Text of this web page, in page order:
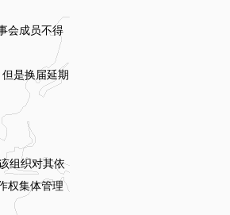
会成员不得
是换届延期
组织对其依
权集体管理